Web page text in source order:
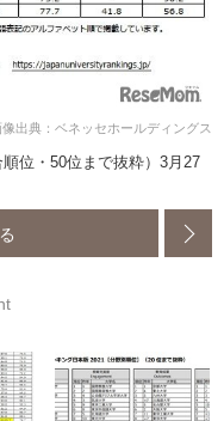
像出典：ベネッセホールディングス
位・50位まで抜粋）3月27